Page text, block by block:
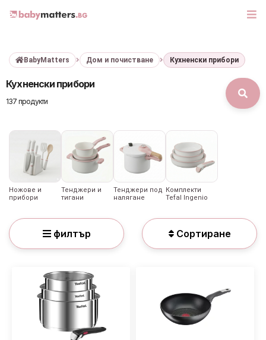
МАРКИ
КОРИ ЗА АВТОМОБИЛИ
РАЗХОДКА
БЕБЕТА МАРСПУЛАЛИ
ДЕТСКИ МАНИВЕЛИ
ДЕТСКИ СУИНГЕР
BabyMatters Дом и почистване Кухненски прибори
Кухненски прибори
137 продукти
Ножове и
прибори
Тенджери и
тигани
Тенджери под
налягане
Комплекти
Tefal Ingenio
филтър Сортиране